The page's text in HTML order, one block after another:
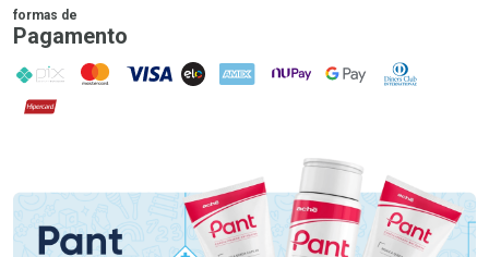
formas de
Pagamento
PIX MasterCard
VISA ELO AMEX NuPay Google PayDiners Club
Hipercard
Promoção em Destaque